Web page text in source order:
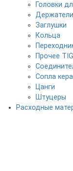
Головки
Заглушки
Кольца
Прочее TIG
Сопла
Цанги
Штуцеры
Расходные